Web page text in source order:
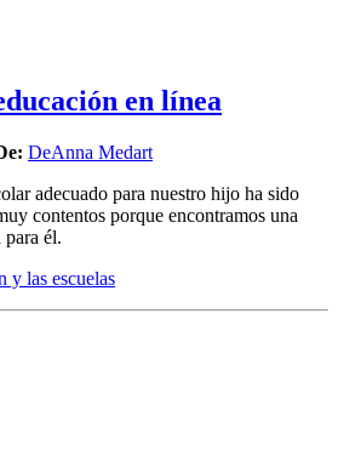
en línea
DeAnna Medart
adecuado para nuestro hijo ha sido
contentos porque encontramos una
para él.
y las escuelas